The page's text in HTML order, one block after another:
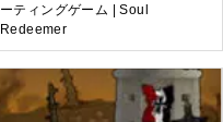
ーティングゲーム | Soul
Redeemer